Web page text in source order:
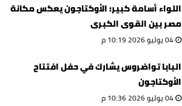
اللواء أسامة كبير: الأوكتاجون يعكس مكانة
مصر بين القوى الكبرى
04 يوليو 2026 10:19 م
البابا تواضروس يشارك في حفل افتتاح
الأوكتاجون
04 يوليو 2026 10:36 م